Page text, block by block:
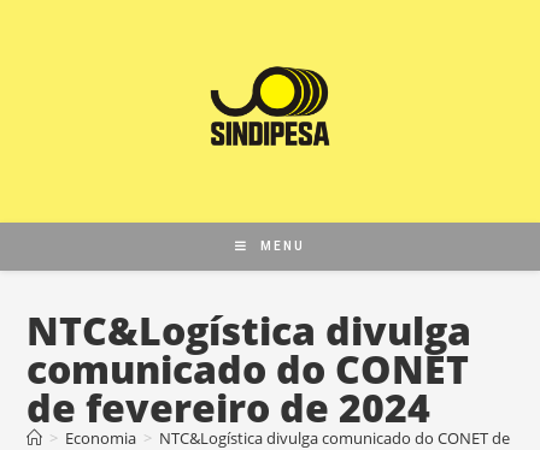
MENU
NTC&Logística divulga
comunicado do CONET
de fevereiro de 2024
> Economia > NTC&Logística divulga comunicado do CONET de